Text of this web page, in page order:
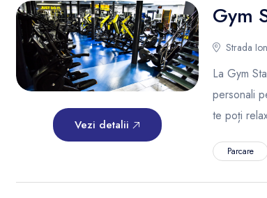
Vezi detalii
Gym
Strada
La Gym
personali
te poți
Parcare